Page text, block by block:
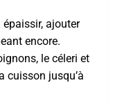
ajouter
encore.
le céleri et
cuisson jusqu’à